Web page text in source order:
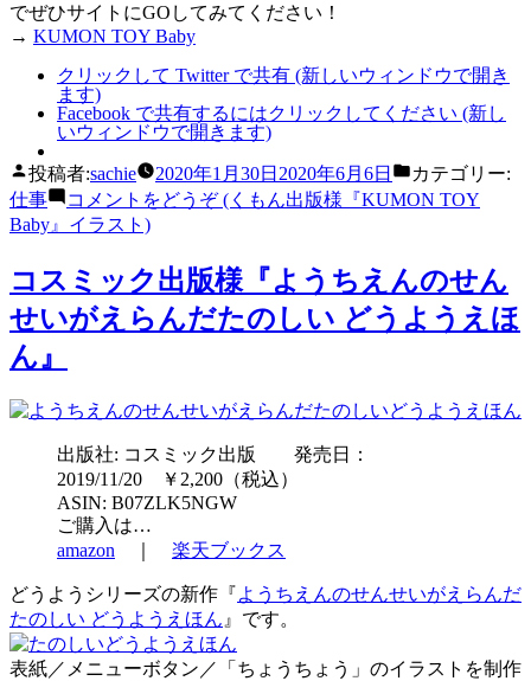
でぜひサイトにGOしてみてください！
→ KUMON TOY Baby
クリックして Twitter で共有 (新しいウィンドウで開き
ます)
Facebook で共有するにはクリックしてください (新し
いウィンドウで開きます)
投稿者:sachie 2020年1月30日 2020年6月6日
カテゴリー:
仕事
コメントをどうぞ(くもん出版様『KUMON TOY
Baby』イラスト)
コスミック出版様『ようちえんのせん
せいがえらんだたのしい どうようえほ
ん』
出版社: コスミック出版 発売日：
2019/11/20 ￥2,200（税込）
ASIN: B07ZLK5NGW
ご購入は…
amazon
楽天ブックス
どうようシリーズの新作『ようちえんのせんせいがえらんだ
たのしい どうようえほん 』です。
表紙／メニューボタン／「ちょうちょう」のイラストを制作